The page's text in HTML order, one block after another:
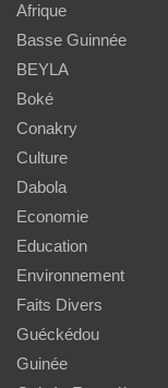
Afrique
Basse Guinnée
BEYLA
Boké
Conakry
Culture
Dabola
Economie
Education
Environnement
Faits Divers
Guéckédou
Guinée